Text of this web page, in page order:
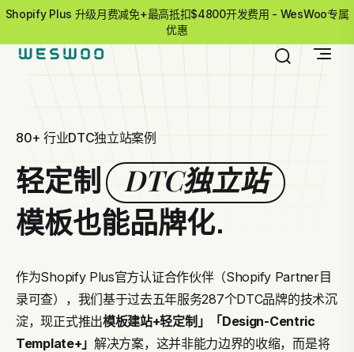
Shopify Plus 升级月费减免+最高抵扣$4800开发费用 - WesWoo专属
优惠
80+ 行业DTC独立站案例
轻定制 DTC独立站
模板也能品牌化.
作为Shopify Plus官方认证合作伙伴（Shopify Partner目
录可查），我们基于过去五年服务287个DTC品牌的技术沉
淀，现正式推出模板建站+轻定制」
「Design-Centric
Template+」 解决方案，这并非能力边界的收缩，而是将